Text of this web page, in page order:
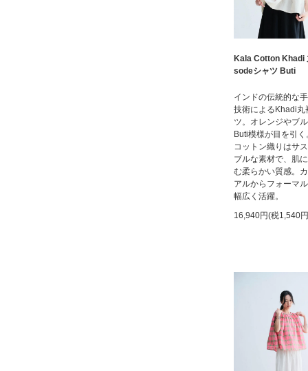
Kala Cotton Khadi
sodeシャツ Buti
インドの伝統的な
技術によるKhadi丸
ツ。オレンジやブ
Buti模様が目を引
コットン織りはサ
ブルな素材で、肌
む柔らかい質感。
アルからフォーマ
幅広く活躍。
16,940円(税1,540